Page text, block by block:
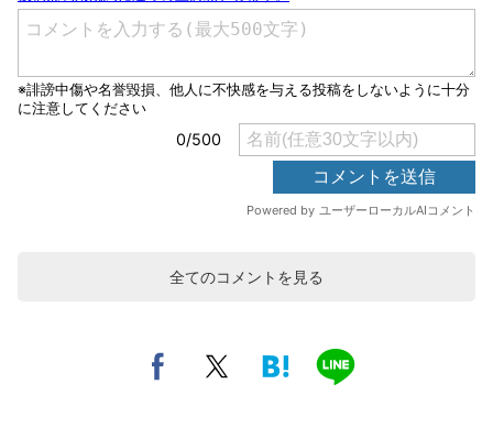
全てのコメントを見る